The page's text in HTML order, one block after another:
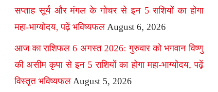
सप्ताह सूर्य और मंगल के गोचर से इन 5 राशियों का होगा
महा-भाग्योदय, पढ़ें भविष्यफल August 6, 2026
आज का राशिफल 6 अगस्त 2026: गुरुवार को भगवान विष्णु
की असीम कृपा से इन 5 राशियों का होगा महा-भाग्योदय, पढ़ें
विस्तृत भविष्यफल August 5, 2026